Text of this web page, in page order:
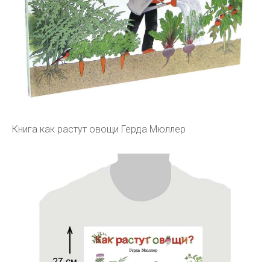
Книга как растут овощи Герда Мюллер